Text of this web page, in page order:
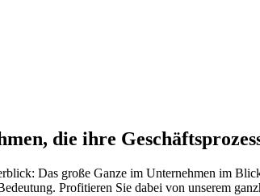
die ihre
Das große Ganze im Unternehmen im
Profitieren Sie dabei von unserem